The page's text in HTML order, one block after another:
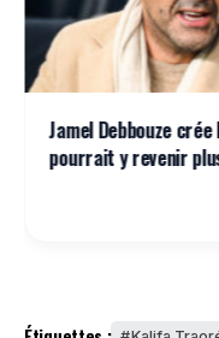
Jamel Debbouze
pourrait y revenir